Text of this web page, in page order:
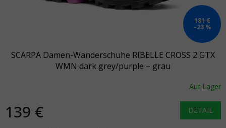
181 €
–23 %
SCARPA Damen-Wanderschuhe RIBELLE CROSS 2 GTX
WMN dark grey/purple – grau
Auf Lager
139 € DETAIL